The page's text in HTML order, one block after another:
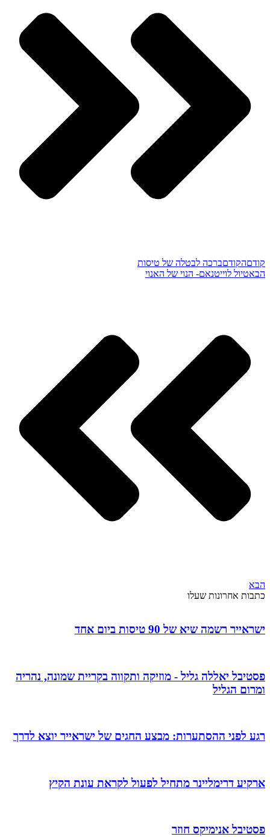
קודםהקודםברכה לבטלה של טיסות
הבאטיול לוייטנאם- הנוי של האנוי
הבא
כתבות אחרונות שעלו
ישראייר רשמה שיא של 90 טיסות ביום אחד
פסטיבל יאללה גליל - מוזיקה ותקווה בקריית שמונה, נהריה
ומרום הגליל
רגע לפני ההסתערות: מבצע החגים של ישראייר יוצא לדרך
ארקיע דרימליינר מתחיל לפעול לקראת עונת הקיץ
פסטיבל אנימיקס חוזר